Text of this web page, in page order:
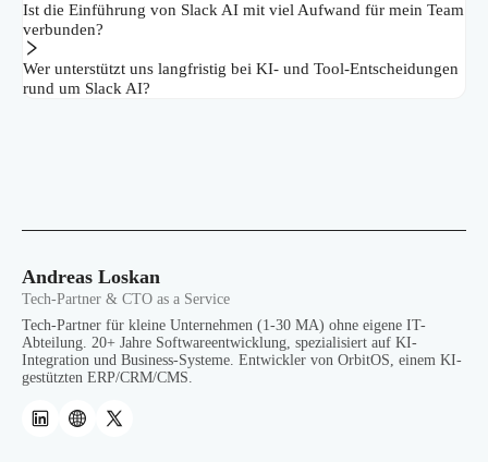
Ist die Einführung von Slack AI mit viel Aufwand für mein Team
verbunden?
Wer unterstützt uns langfristig bei KI- und Tool-Entscheidungen
rund um Slack AI?
Andreas Loskan
Tech-Partner & CTO as a Service
Tech-Partner für kleine Unternehmen (1-30 MA) ohne eigene IT-
Abteilung. 20+ Jahre Softwareentwicklung, spezialisiert auf KI-
Integration und Business-Systeme. Entwickler von OrbitOS, einem KI-
gestützten ERP/CRM/CMS.